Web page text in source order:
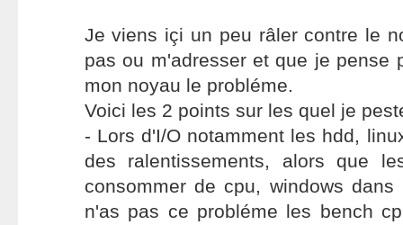
Je viens içi un peu râler contre le
pas ou m'adresser et que je pense
mon noyau le probléme.
Voici les 2 points sur les quel je
- Lors d'I/O notamment les hdd,
des ralentissements, alors que
consommer de cpu, windows
n'as pas ce probléme les bench